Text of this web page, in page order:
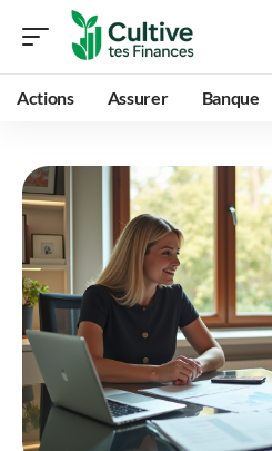
Actions Assurer Banque